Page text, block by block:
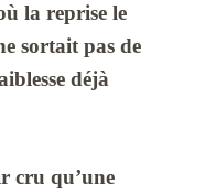
la reprise le
sortait pas de
déjà
cru qu’une